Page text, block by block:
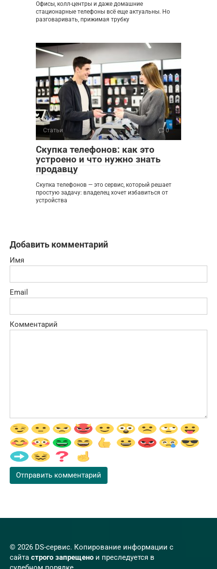
Офисы, колл-центры и даже домашние
стационарные телефоны всё еще актуальны. Но
разговаривать, прижимая трубку
Статьи 0
Скупка телефонов: как это
устроено и что нужно знать
продавцу
Скупка телефонов — это сервис, который решает
простую задачу: владелец хочет избавиться от
устройства
Добавить комментарий
Имя
Email
Комментарий
© 2026 DS-сервис. Копирование информации с
сайта строго запрещено и преследуется в